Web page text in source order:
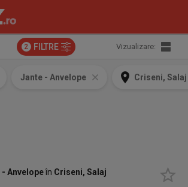
2 FILTRE Vizualizare:
Jante - Anvelope Criseni, Salaj
Anvelopeîn Criseni, Salaj